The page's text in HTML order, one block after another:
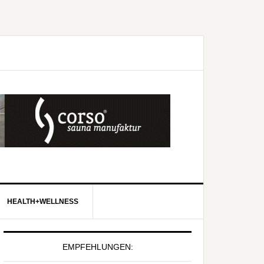
HEALTH+WELLNESS
EMPFEHLUNGEN: